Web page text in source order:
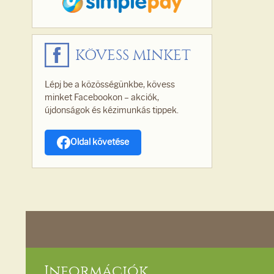
KÖVESS MINKET
Lépj be a közösségünkbe, kövess
minket Facebookon – akciók,
újdonságok és kézimunkás tippek.
Oldal követése